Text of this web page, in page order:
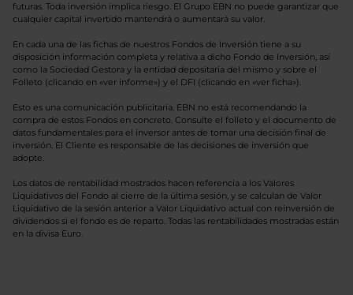
futuras. Toda inversión implica riesgo. El Grupo EBN no puede garantizar que
cualquier capital invertido mantendrá o aumentará su valor.
En cada una de las fichas de nuestros Fondos de Inversión tiene a su
disposición información completa y relativa a dicho Fondo de Inversión, así
como la Sociedad Gestora y la entidad depositaria del mismo y sobre el
Folleto (clicando en «ver informe») y el DFI (clicando en «ver ficha»).
Esto es una comunicación publicitaria. EBN no está recomendando la
compra de estos Fondos en concreto. Consulte el folleto y el documento de
datos fundamentales para el inversor antes de tomar una decisión final de
inversión. El Cliente es responsable de las decisiones de inversión que
adopte.
Los datos de rentabilidad mostrados hacen referencia a los Valores
Liquidativos del Fondo al cierre de la última sesión, y se calculan de Valor
Liquidativo de la sesión anterior a Valor Liquidativo actual con reinversión de
dividendos si el fondo es de reparto. Todas las rentabilidades mostradas están
en la divisa Euro.